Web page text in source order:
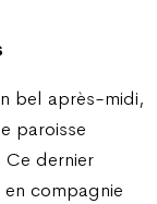
bel après-midi,
paroisse
dernier
compagnie